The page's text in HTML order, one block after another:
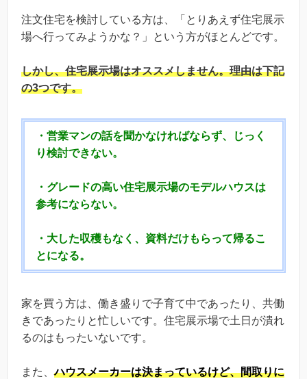
注文住宅を検討している方は、「とりあえず住宅展示
場へ行ってみようかな？」という方がほとんどです。
しかし、住宅展示場はオススメしません。理由は下記
の3つです。
・営業マンの話を聞かなければならず、じっく
り検討できない。
・グレードの高い住宅展示場のモデルハウスは
参考にならない。
・大した収穫もなく、資料だけもらって帰るこ
とになる。
家を買う方は、働き盛りで子育て中であったり、共働
きであったりと忙しいです。住宅展示場で土日が潰れ
るのはもったいないです。
また、ハウスメーカーは決まっているけど、間取りに